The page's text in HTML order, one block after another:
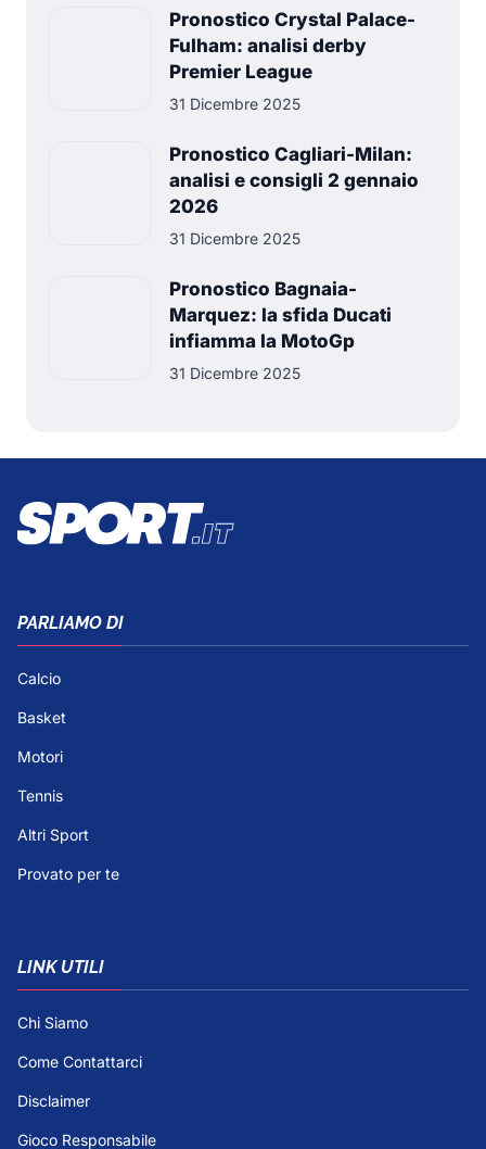
Pronostico Crystal Palace-
Fulham: analisi derby
Premier League
31 Dicembre 2025
Pronostico Cagliari-Milan:
analisi e consigli 2 gennaio
2026
31 Dicembre 2025
Pronostico Bagnaia-
Marquez: la sfida Ducati
infiamma la MotoGp
31 Dicembre 2025
PARLIAMO DI
Calcio
Basket
Motori
Tennis
Altri Sport
Provato per te
LINK UTILI
Chi Siamo
Come Contattarci
Disclaimer
Gioco Responsabile